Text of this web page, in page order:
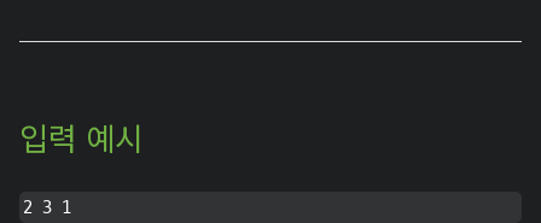
입력 예시